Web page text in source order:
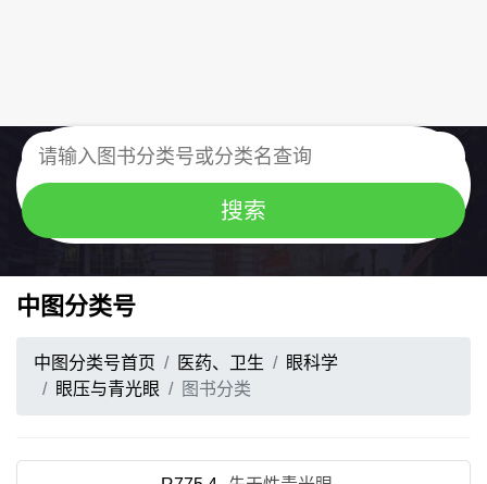
中图分类号
中图分类号首页 医药、卫生
眼科学
眼压与青光眼
图书分类